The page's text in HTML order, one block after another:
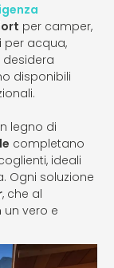
per camper,
per acqua,
desidera
disponibili
legno di
completano
ideali
Ogni soluzione
, che al
vero e